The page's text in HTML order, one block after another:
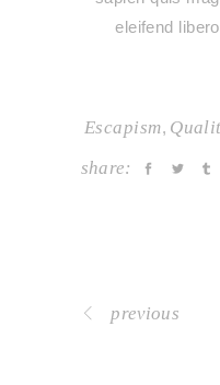
eleifend
Escapism,
share:
previous